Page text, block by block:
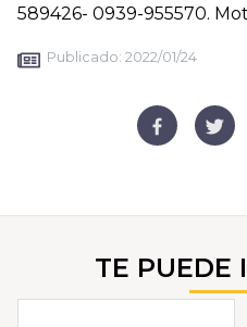
589426- 0939-955570.
Publicado: 2022/01/24
TE PUEDE